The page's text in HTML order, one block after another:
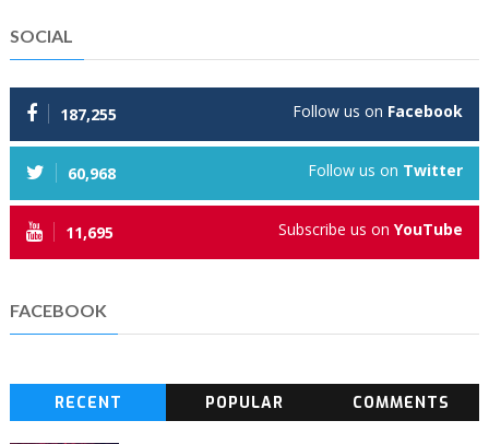
SOCIAL
187,255 Follow us on Facebook
60,968 Follow us on Twitter
11,695 Subscribe us onYouTube
FACEBOOK
RECENT POPULAR COMMENTS